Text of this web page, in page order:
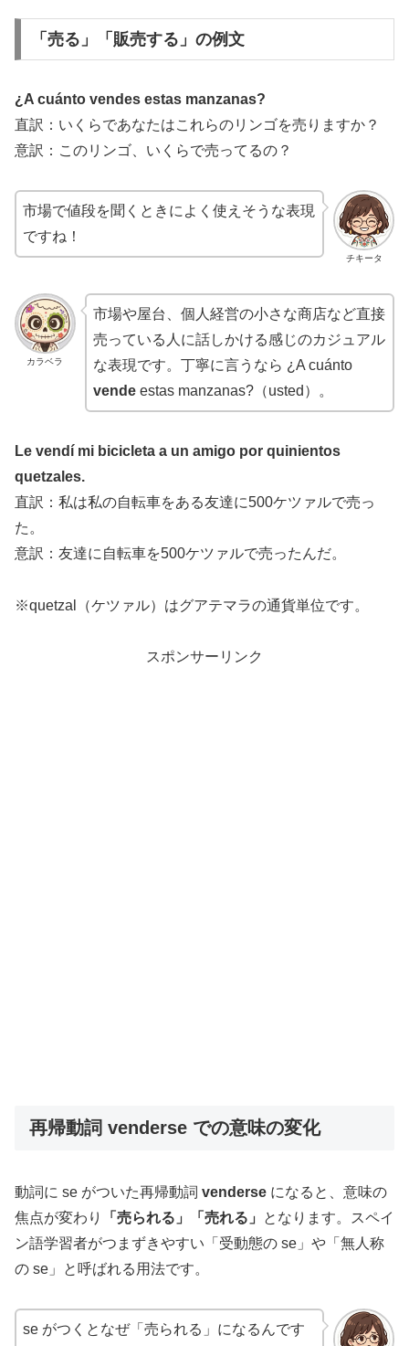
「売る」「販売する」の例文
¿A cuánto vendes estas manzanas?
直訳：いくらであなたはこれらのリンゴを売りますか？
意訳：このリンゴ、いくらで売ってるの？
チキータ
市場で値段を聞くときによく使えそうな表現
ですね！
カラベラ
市場や屋台、個人経営の小さな商店など直接
売っている人に話しかける感じのカジュアル
な表現です。丁寧に言うなら ¿A cuánto
vendeestas manzanas?（usted）。
Le vendí mi bicicleta a un amigo por quinientos
quetzales.
直訳：私は私の自転車をある友達に500ケツァルで売っ
た。
意訳：友達に自転車を500ケツァルで売ったんだ。
※quetzal（ケツァル）はグアテマラの通貨単位です。
スポンサーリンク
再帰動詞 venderse での意味の変化
動詞に se がついた再帰動詞 venderse になると、意味の
焦点が変わり
「売られる」「売れる」
となります。スペイ
ン語学習者がつまずきやすい「受動態の se」や「無人称
の se」と呼ばれる用法です。
se がつくとなぜ「売られる」になるんです